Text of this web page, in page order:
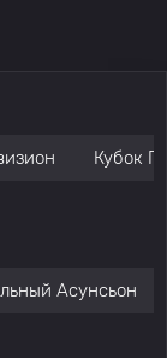
Кубок
Асунсьон